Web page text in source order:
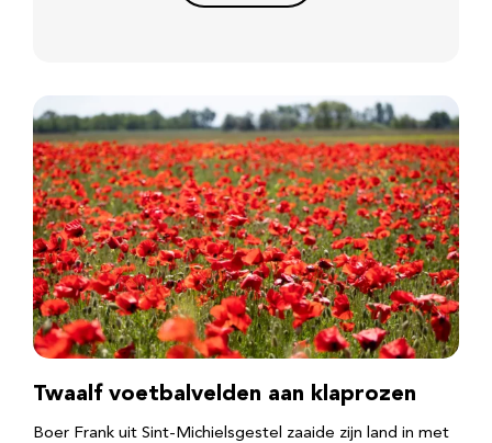
Twaalf voetbalvelden aan klaprozen
Boer Frank uit Sint-Michielsgestel zaaide zijn land in met